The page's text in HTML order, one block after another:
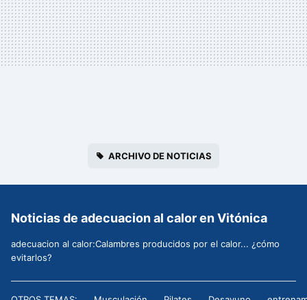
ARCHIVO DE NOTICIAS
Noticias de adecuacion al calor en Vitónica
adecuacion al calor:Calambres producidos por el calor... ¿cómo
evitarlos?